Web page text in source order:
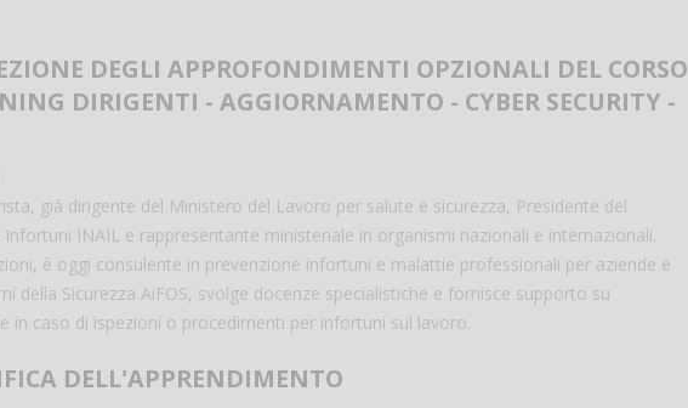
DEGLI APPROFONDIMENTI OPZIONALI DEL CORSO
DIRIGENTI - AGGIORNAMENTO - CYBER SECURITY -
già dirigente del Ministero del Lavoro per salute e sicurezza, Presidente del
Infortuni INAIL e rappresentante ministeriale in organismi nazionali e internazionali.
è oggi consulente in prevenzione infortuni e malattie professionali per aziende e
della Sicurezza AiFOS, svolge docenze specialistiche e fornisce supporto su
in caso di ispezioni o procedimenti per infortuni sul lavoro.
DELL'APPRENDIMENTO